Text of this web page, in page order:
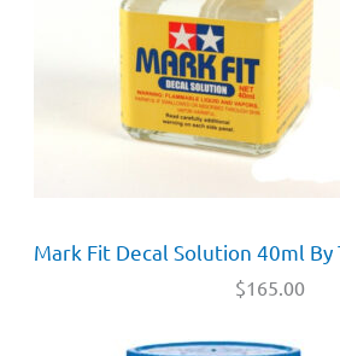
Mark Fit Decal Solution 40ml By
$165.00